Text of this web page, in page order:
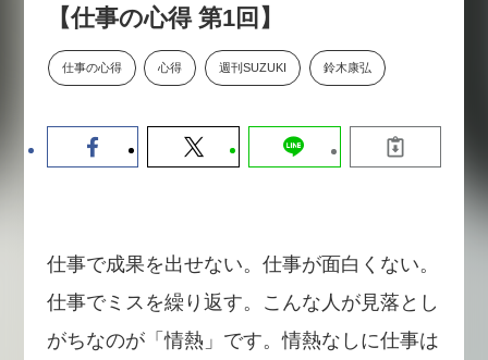
セミナー
【9/30開催】AIで何でもできる時
ャリアが求められるのか
【仕事の心得 第1回】
仕事の心得 心得 週刊SUZUKI 鈴木康弘
仕事で成果を出せない。仕事が面白くない。
仕事でミスを繰り返す。こんな人が見落とし
がちなのが「情熱」です。情熱なしに仕事は